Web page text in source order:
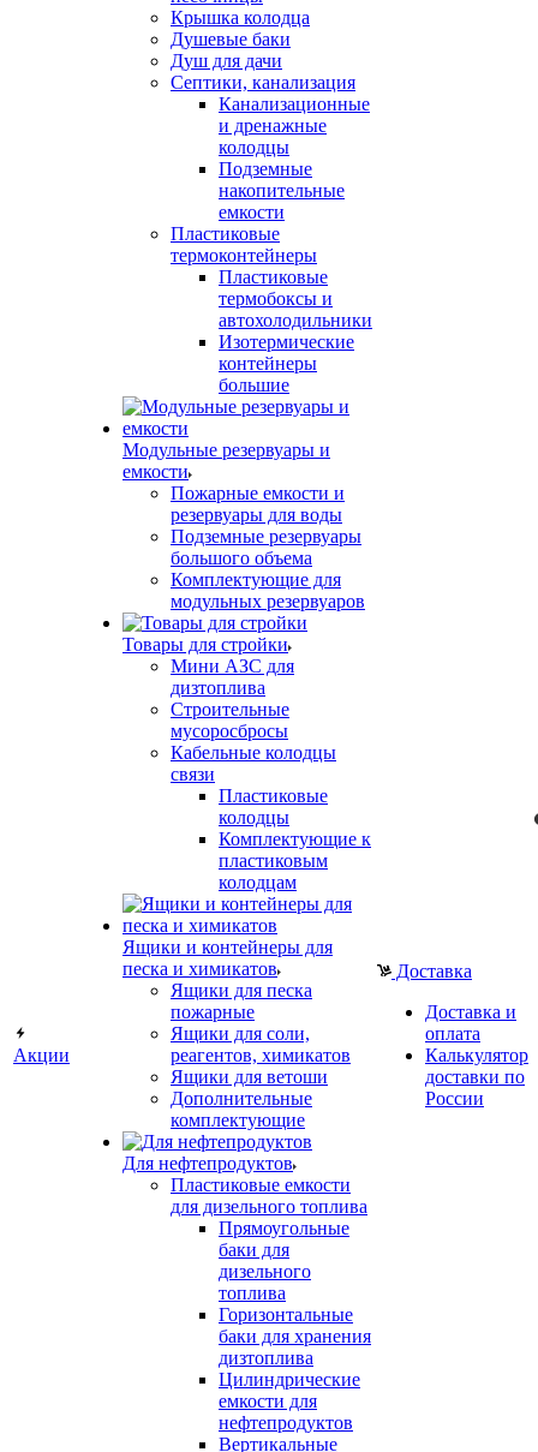
Акции
Крышка колодца
Душевые баки
Душ для дачи
Септики, канализация
Канализационные
и дренажные
колодцы
Подземные
накопительные
емкости
Пластиковые
термоконтейнеры
Пластиковые
термобоксы и
автохолодильники
Изотермические
контейнеры
большие
Модульные резервуары и
емкости
Пожарные емкости и
резервуары для воды
Подземные резервуары
большого объема
Комплектующие для
модульных резервуаров
Товары для стройки
Мини АЗС для
дизтоплива
Строительные
мусоросбросы
Кабельные колодцы
связи
Пластиковые
колодцы
Комплектующие к
пластиковым
колодцам
Ящики и контейнеры для
песка и химикатов
Ящики для песка
пожарные
Ящики для соли,
реагентов, химикатов
Ящики для ветоши
Дополнительные
комплектующие
Для нефтепродуктов
Пластиковые емкости
для дизельного топлива
Прямоугольные
баки для
дизельного
топлива
Горизонтальные
баки для хранения
дизтоплива
Цилиндрические
емкости для
нефтепродуктов
Вертикальные
Доставка
Доставка и
оплата
Калькулятор
доставки по
России